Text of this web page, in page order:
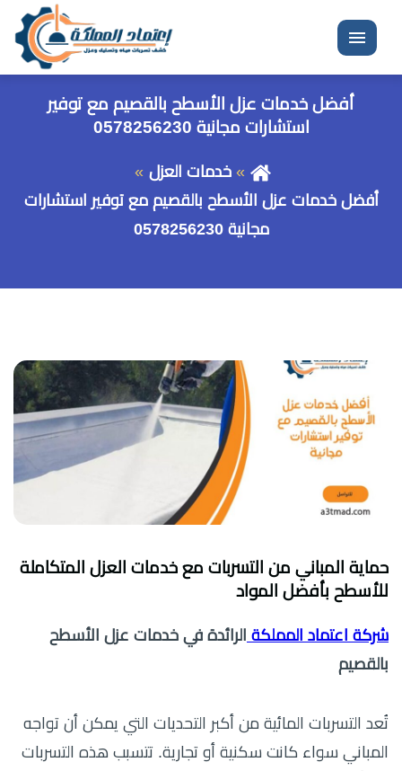
القائمة
أفضل خدمات عزل الأسطح بالقصيم مع توفير
استشارات مجانية 0578256230
خدمات العزل
أفضل خدمات عزل الأسطح بالقصيم مع توفير استشارات
مجانية 0578256230
حماية المباني من التسربات مع خدمات العزل المتكاملة
للأسطح بأفضل المواد
شركة اعتماد المملكة الرائدة في خدمات عزل الأسطح
بالقصيم
تُعد التسربات المائية من أكبر التحديات التي يمكن أن تواجه
المباني سواء كانت سكنية أو تجارية. تتسبب هذه التسربات